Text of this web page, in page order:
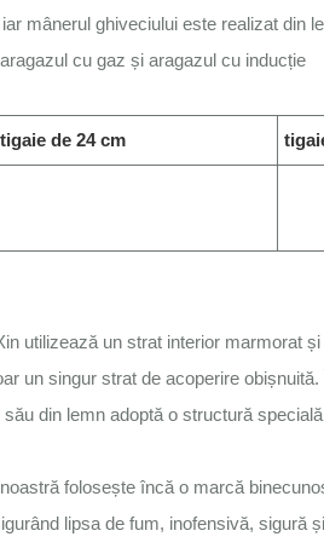
mânerul ghiveciului este realizat din
cu gaz și aragazul cu inducție
tigaie de 24 cm
utilizează un strat interior marmorat
un singur strat de acoperire
din lemn adoptă o structură
folosește încă o marcă
lipsa de fum, inofensivă, sigură